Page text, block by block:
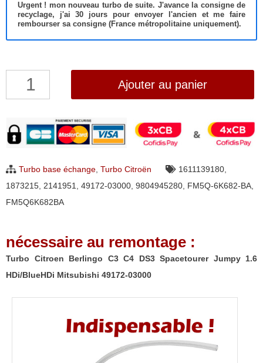
Urgent ! mon nouveau turbo de suite. J'avance la consigne de
recyclage, j'ai 30 jours pour envoyer l'ancien et me faire
rembourser sa consigne (France métropolitaine uniquement).
quantité
Citroen
Berlingo
C4
Spacetourer
1.6
HDi/BlueHDi
Mitsubishi
Ajouter au panier
Turbo base échange, Turbo Citroën 1611139180,
1873215, 2141951, 49172-03000, 9804945280, FM5Q-6K682-BA,
FM5Q6K682BA
nécessaire au remontage :
Turbo Citroen Berlingo C3 C4 DS3 Spacetourer Jumpy 1.6
HDi/BlueHDi Mitsubishi 49172-03000